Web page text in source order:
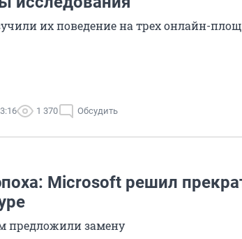
их поведение на трех онлайн-
1 370 Обсудить
Microsoft решил
предложили замену